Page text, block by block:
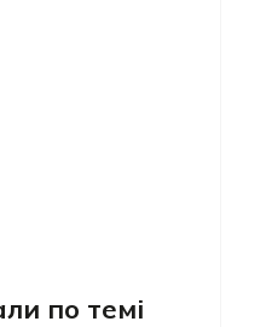
по темі